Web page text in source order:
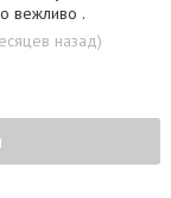
вежливо .
назад)